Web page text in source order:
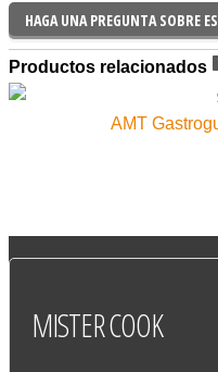
HAGA UNA PREGUNTA SOBRE
Productos relacionados
AMT
MISTERCOOK